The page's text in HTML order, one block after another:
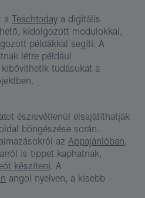
a Teachtoday a digitális
kidolgozott modulokkal,
példákkal segíti. A
létre például
kibővíthetik tudásukat a
észrevétlenül elsajátíthatják
böngészése során.
az Appajánlóban,
is tippet kaphatnak,
készíteni. A
angol nyelven, a kisebb